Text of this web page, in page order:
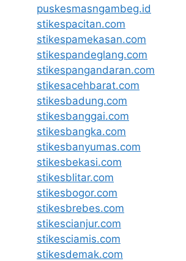
puskesmasngambeg.id
stikespacitan.com
stikespamekasan.com
stikespandeglang.com
stikespangandaran.com
stikesacehbarat.com
stikesbadung.com
stikesbanggai.com
stikesbangka.com
stikesbanyumas.com
stikesbekasi.com
stikesblitar.com
stikesbogor.com
stikesbrebes.com
stikescianjur.com
stikesciamis.com
stikesdemak.com